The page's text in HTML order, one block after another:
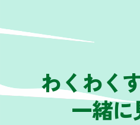
わくわく
一緒に